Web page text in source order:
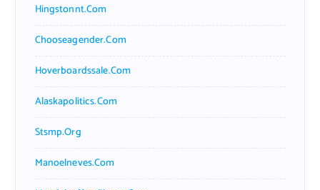
Hingstonnt.com
Chooseagender.com
Hoverboardssale.com
Alaskapolitics.com
Stsmp.org
Manoelneves.com